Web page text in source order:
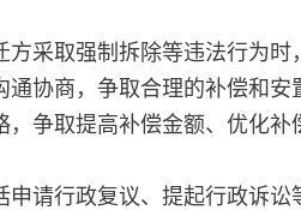
采取强制拆除等违法行为时
协商，争取合理的补偿和
争取提高补偿金额、优化补
请行政复议、提起行政诉